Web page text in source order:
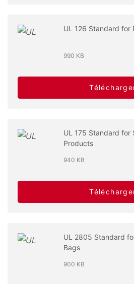
UL 126 Standard for
990 KB
UL 175 Standard for
Products
940 KB
UL 2805 Standard
Bags
900 KB